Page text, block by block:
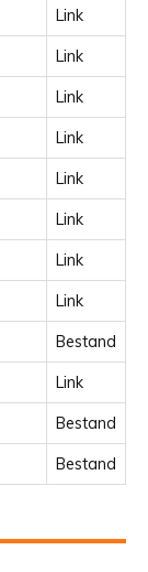
Link
Link
Link
Link
Link
Link
Link
Link
Bestand
Link
Bestand
Bestand